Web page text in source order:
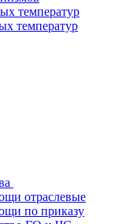
температур
температур
отраслевые
по приказу